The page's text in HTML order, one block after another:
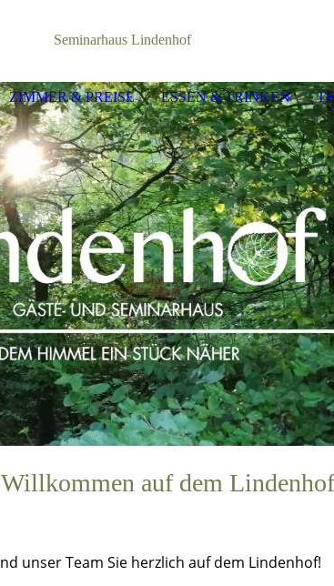
Seminarhaus Lindenhof
ZIMMER & PREISE ESSEN & TRINKEN
auf dem Lindenhof
unser Team Sie herzlich auf dem Lindenhof!